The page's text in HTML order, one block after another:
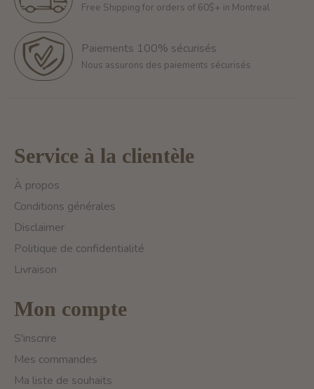
Free Shipping for orders of 60$+ in Montreal
Paiements 100% sécurisés
Nous assurons des paiements sécurisés
Service à la clientèle
À propos
Conditions générales
Disclaimer
Politique de confidentialité
Livraison
Mon compte
S'inscrire
Mes commandes
Ma liste de souhaits